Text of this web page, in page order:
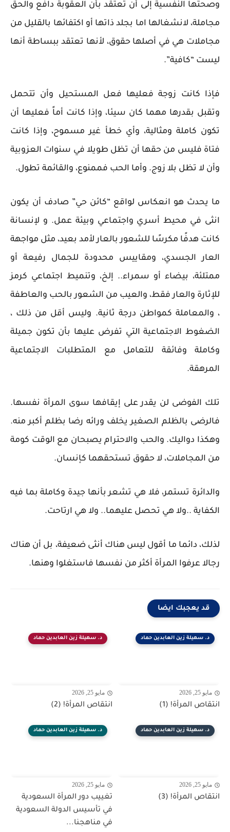
وصحتها النفسية إلى أن تعتقد بأن العقوبة دافع والحق
مجاملة، لانشغالها اما بجلد ذاتها أو اكتفائها بالقليل من
مجاملات هي في أصلها حقوق، لأنها تعتقد ببساطة أنها
ليست “كافية”.
فإذا كانت زوجة فعليها فعل المستحيل وأن تتحمل
وتقبل بقدرها مهما كان سيئا، وإذا كانت أماً فعليها أن
تكون كاملة ومثالية، وأي خطأ غير مسموح، وإذا كانت
فتاة فليس من حقها أن تظل طويلا في سنوات العزوبية
وأن لا تظل بلا زوج. وأما الحب فممنوع، والقائمة تطول.
ما يحدث هو انعكاس لواقع “كائن حي” صادف أن يكون
انثى في محيط أسري واجتماعي وبيئة عمل. و لإنسانة
كانت هدفًا مكرسًا للشعور بالعار لأمد بعيد، مثل مواجهة
العار الجسدي، ومقاييس محدودة للجمال رفيعة أو
ممتلئة، بيضاء أو سمراء.. إلخ، وتنميط اجتماعي كرمز
للإثارة والعار فقط، والعيب من الشعور بالحب والعاطفة
، والمعاملة كمواطن درجة ثانية. وليس أقل من ذلك ،
الضغوط الاجتماعية التي تفرض عليها بأن تكون جميلة
وكاملة وفائقة للتعامل مع المتطلبات الاجتماعية
المرهقة.
تلك الفوضى لن يقدر على إيقافها سوى المرأة نفسها.
فالرضى بالظلم الصغير يخلف ورائه رضا بظلم أكبر منه.
وهكذا دواليك. والحب والاحترام يصبحان مع الوقت كومة
من المجاملات، لا حقوق تستحقهما كإنسان.
والدائرة تستمر، فلا هي تشعر بأنها جيدة وكاملة بما فيه
الكفاية ..ولا هي تحصل عليهما.. ولا هي ارتاحت.
لذلك، دائما ما أقول ليس هناك أنثى ضعيفة، بل أن هناك
رجالا عرفوا المرأة أكثر من نفسها فاستغلوا وهنها.
قد يعجبك ايضا
د. سهيلة زين العابدين حماد
مايو 25, 2026
انتقاص المرأة! (1)
د. سهيلة زين العابدين حماد
مايو 25, 2026
انتقاص المرأة! (2)
د. سهيلة زين العابدين حماد
مايو 25, 2026
انتقاص المرأة! (3)
د. سهيلة زين العابدين حماد
مايو 25, 2026
تغييب دور المرأة السعودية
في تأسيس الدولة السعودية
في مناهجنا...